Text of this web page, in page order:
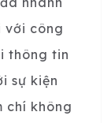
với công
thông tin
sự kiện
chí không